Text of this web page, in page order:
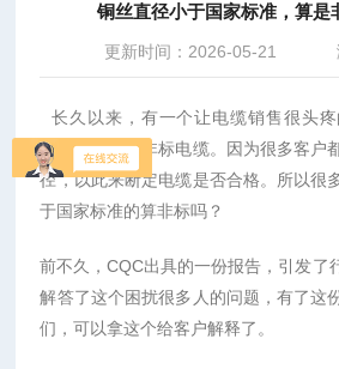
铜丝直径小于国家标准，算是
更新时间：2026-05-21
长久以来，有一个让电缆销售很头
缆，是否就是非标电缆。因为很多客户
径，以此来断定电缆是否合格。所以很
于国家标准的算非标吗？
前不久，CQC出具的一份报告，引发了
解答了这个困扰很多人的问题，有了这
们，可以拿这个给客户解释了。